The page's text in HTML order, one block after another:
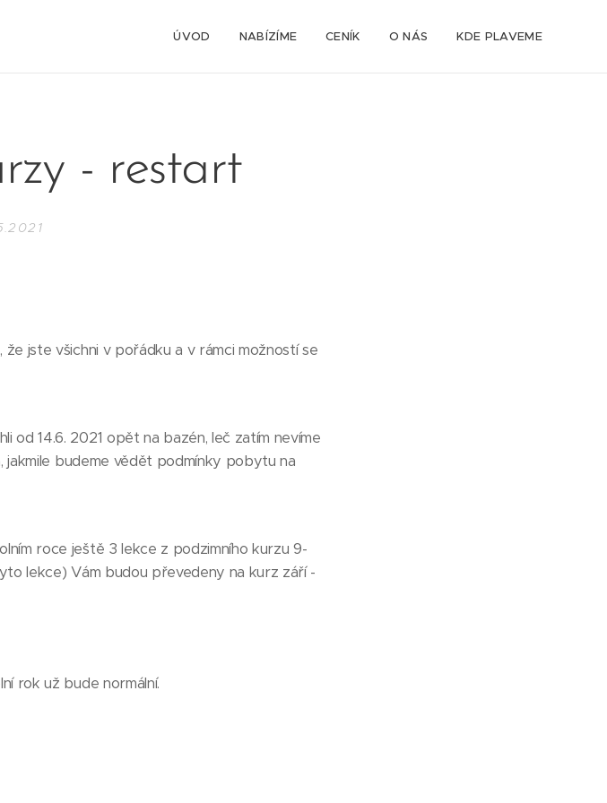
ÚVOD NABÍZÍME CENÍK O NÁS KDE PLAVEME
- restart
jste všichni v pořádku a v rámci možností se
od 14.6. 2021 opět na bazén, leč zatím nevíme
jakmile budeme vědět podmínky pobytu na
roce ještě 3 lekce z podzimního kurzu 9-
lekce) Vám budou převedeny na kurz září -
rok už bude normální.